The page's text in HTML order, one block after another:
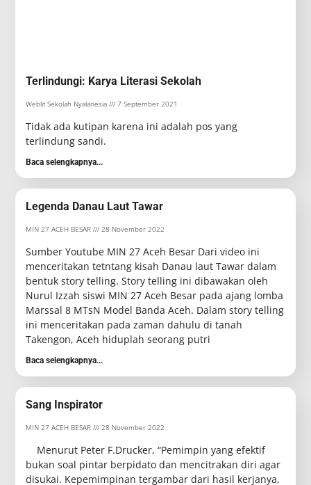
Terlindungi: Karya Literasi Sekolah
Weblit Sekolah Nyalanesia 7 September 2021
Tidak ada kutipan karena ini adalah pos yang
terlindung sandi.
Baca selengkapnya...
Legenda Danau Laut Tawar
MIN 27 ACEH BESAR 28 November 2022
Sumber Youtube MIN 27 Aceh Besar Dari video ini
menceritakan tetntang kisah Danau laut Tawar dalam
bentuk story telling. Story telling ini dibawakan oleh
Nurul Izzah siswi MIN 27 Aceh Besar pada ajang lomba
Marssal 8 MTsN Model Banda Aceh. Dalam story telling
ini menceritakan pada zaman dahulu di tanah
Takengon, Aceh hiduplah seorang putri
Baca selengkapnya...
Sang Inspirator
MIN 27 ACEH BESAR 28 November 2022
Menurut Peter F.Drucker, “Pemimpin yang efektif
bukan soal pintar berpidato dan mencitrakan diri agar
disukai. Kepemimpinan tergambar dari hasil kerjanya,